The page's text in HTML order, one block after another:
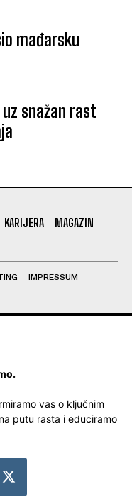
mađarsku
snažan rast
KARIJERA
MAGAZIN
IMPRESSUM
vas o ključnim
putu rasta i educiramo